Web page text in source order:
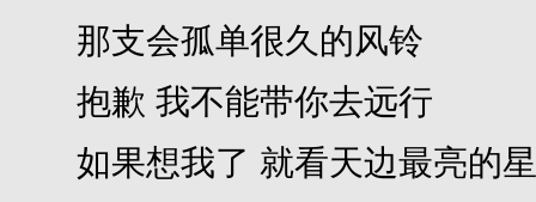
那支会孤单很久的风铃
抱歉 我不能带你去远行
如果想我了 就看天边最亮的